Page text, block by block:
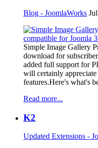
Blog - JoomlaWorks
Simple Image Gallery
download for
added full support for
will certainly
features.Here's what's
Read more...
K2
Updated Extensions -